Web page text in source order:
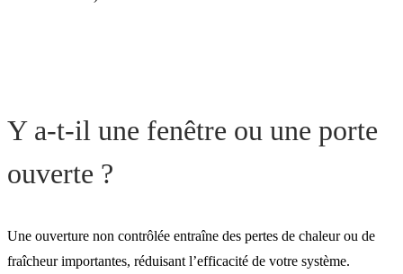
Y a-t-il une fenêtre ou une porte
ouverte ?
Une ouverture non contrôlée entraîne des pertes de chaleur ou de
fraîcheur importantes, réduisant l’efficacité de votre système.